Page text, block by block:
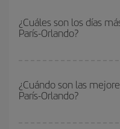
conseguir el vuelo más
compras con antelación y
¿Cuáles son los días
París-Orlando?
que empezar una consulta
baratos. Dinos desde dónde
¿Cuándo son las
París-Orlando?